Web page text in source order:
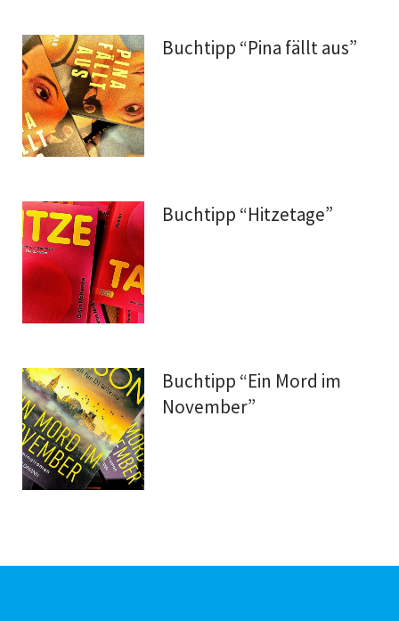
Buchtipp “Pina fällt aus”
Buchtipp “Hitzetage”
Buchtipp “Ein Mord im
November”